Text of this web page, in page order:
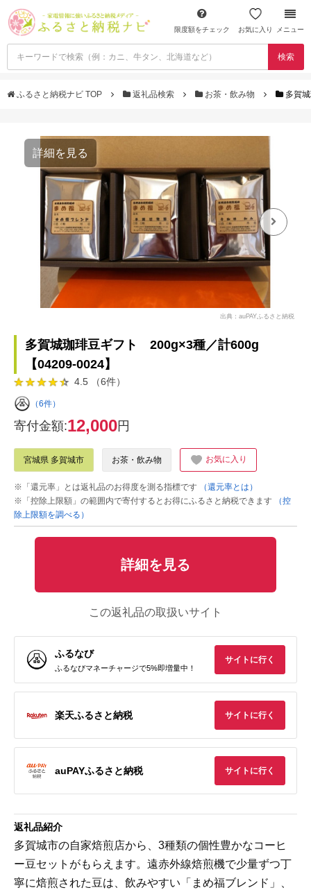
限度額をチェック お気に入り メニュー
検索
ふるさと納税ナビ TOP 返礼品検索 お茶・飲み物 多賀
詳細を見る
出典：auPAYふるさと納税
多賀城珈琲豆ギフト 200g×3種／計600g
【04209-0024】
4.5 （6件）
（6件）
寄付金額:12,000円
宮城県 多賀城市 お茶・飲み物 お気に入り
※「還元率」とは返礼品のお得度を測る指標です
（還元率とは）
※「控除上限額」の範囲内で寄付するとお得にふるさと納税できます
（控
除上限額を調べる）
詳細を見る
この返礼品の取扱いサイト
ふるなび
ふるなびマネーチャージで5%即増量中！
サイトに行く
楽天ふるさと納税 サイトに行く
auPAYふるさと納税 サイトに行く
返礼品紹介
多賀城市の自家焙煎店から、3種類の個性豊かなコーヒ
ー豆セットがもらえます。遠赤外線焙煎機で少量ずつ丁
寧に焙煎された豆は、飲みやすい「まめ福ブレンド」、